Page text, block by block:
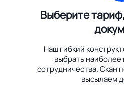
Выберите
Наш гибкий
выбрать наиболее
сотрудничества. Скан
высылаем